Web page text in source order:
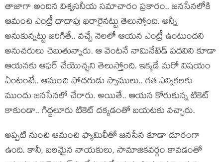
తాజాగా అందిన విశ్వ‌స‌నీయ స‌మాచారం ప్ర‌కారం.. జ‌న‌సేన‌లోకి
ఆమంచి ఎంట్రీ దాదాపు ఖ‌రారైన‌ట్టు తెలుస్తోంది. అన్నీ
అనుకున్న‌ట్టు జ‌రిగితే.. వ‌చ్చే నెల‌లో ఆయ‌న ఎంట్రీ ఉంటుంద‌ని
అనుచరులు చెబుతున్నారు. ఆ వెంట‌నే నామినేటెడ్ ప‌ద‌విని కూడా
ఆయ‌న‌కు ఆఫ‌ర్ చేయొచ్చ‌ని తెలుస్తోంది. ఇక్క‌డే మ‌రో విష‌యం
ఏంటంటే.. ఆమంచి సోద‌రుడు స్వాములు.. గ‌త ఎన్నిక‌ల‌కు
ముందు జ‌న‌సేన‌లో చేరారు. అయితే.. ఆయ‌న కోరుకున్న టికెట్
కాకుండా.. గిద్ద‌లూరు టికెట్ ద‌క్క‌డంతో బ‌య‌ట‌కు వ‌చ్చారు.
అప్ప‌టి నుంచి ఆమంచి ఫ్యామిలీతో జ‌న‌సేన కూడా దూరంగా
ఉంది. కానీ, బ‌ల‌మైన నాయ‌కులు, సామాజికవ‌ర్గం కావ‌డంతో